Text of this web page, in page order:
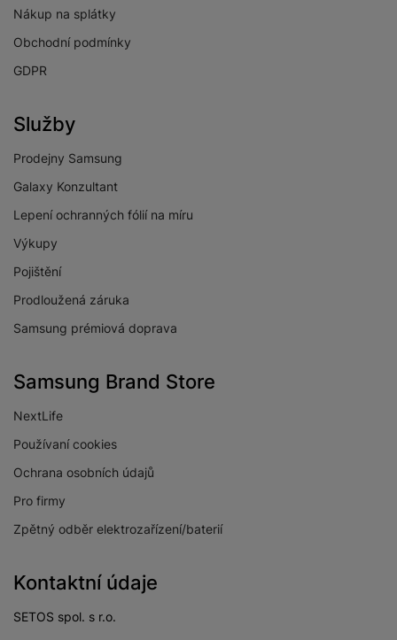
Nákup na splátky
Obchodní podmínky
GDPR
Služby
Prodejny Samsung
Galaxy Konzultant
Lepení ochranných fólií na míru
Výkupy
Pojištění
Prodloužená záruka
Samsung prémiová doprava
Samsung Brand Store
NextLife
Používaní cookies
Ochrana osobních údajů
Pro firmy
Zpětný odběr elektrozařízení/baterií
Kontaktní údaje
SETOS spol. s r.o.